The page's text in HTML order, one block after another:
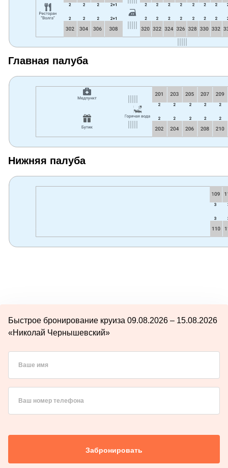
Главная палуба
Нижняя палуба
Быстрое бронирование круиза 09.08.2026 – 15.08.2026
«Николай Чернышевский»
Ваше имя
Ваш номер телефона
Забронировать